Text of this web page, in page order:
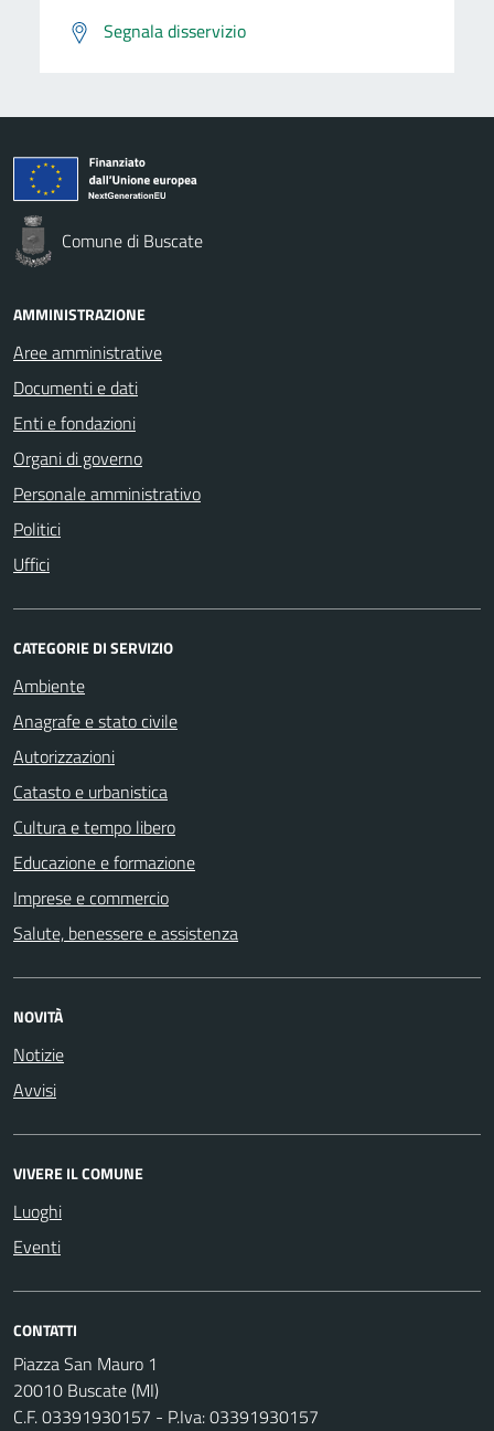
Segnala disservizio
Comune di Buscate
AMMINISTRAZIONE
Aree amministrative
Documenti e dati
Enti e fondazioni
Organi di governo
Personale amministrativo
Politici
Uffici
CATEGORIE DI SERVIZIO
Ambiente
Anagrafe e stato civile
Autorizzazioni
Catasto e urbanistica
Cultura e tempo libero
Educazione e formazione
Imprese e commercio
Salute, benessere e assistenza
NOVITÀ
Notizie
Avvisi
VIVERE IL COMUNE
Luoghi
Eventi
CONTATTI
Piazza San Mauro 1
20010 Buscate (MI)
C.F. 03391930157 - P.Iva: 03391930157